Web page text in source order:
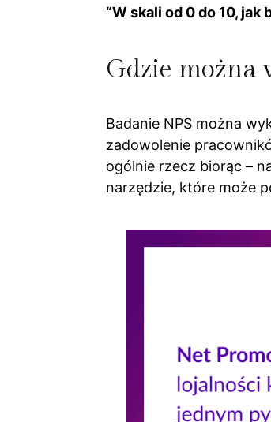
“W skali od 0 do 10,
Gdzie można
Badanie NPS można
zadowolenie
ogólnie rzecz biorąc –
narzędzie, które może